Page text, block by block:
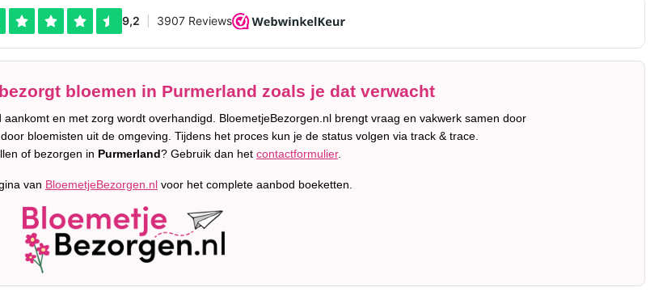
bloemen in Purmerland zoals je dat verwacht
en met zorg wordt overhandigd. BloemetjeBezorgen.nl brengt vraag en vakwerk samen door
bloemisten uit de omgeving. Tijdens het proces kun je de status volgen via track & trace.
of bezorgen in Purmerland? Gebruik dan het contactformulier.
van BloemetjeBezorgen.nlvoor het complete aanbod boeketten.